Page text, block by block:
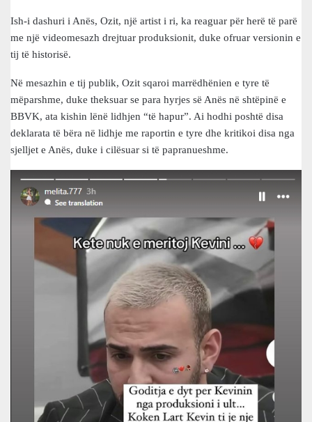
Ish-i dashuri i Anës, Ozit, një artist i ri, ka reaguar për herë të parë
me një videomesazh drejtuar produksionit, duke ofruar versionin e
tij të historisë.
Në mesazhin e tij publik, Ozit sqaroi marrëdhënien e tyre të
mëparshme, duke theksuar se para hyrjes së Anës në shtëpinë e
BBVK, ata kishin lënë lidhjen “të hapur”. Ai hodhi poshtë disa
deklarata të bëra në lidhje me raportin e tyre dhe kritikoi disa nga
sjelljet e Anës, duke i cilësuar si të papranueshme.